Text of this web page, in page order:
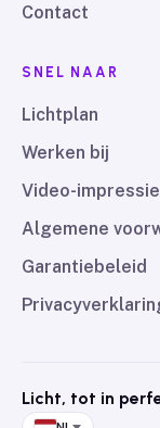
Contact
SNEL NAAR
Lichtplan
Werken bij
Video-
Algemene
Garantiebeleid
Licht, tot in